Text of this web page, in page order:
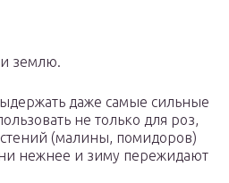
землю.
даже самые сильные
не только для роз,
(малины, помидоров)
нежнее и зиму пережидают